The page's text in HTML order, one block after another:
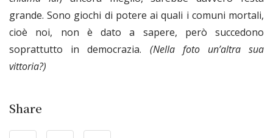
grande. Sono giochi di potere ai quali i comuni mortali,
cioè noi, non è dato a sapere, però succedono
soprattutto in democrazia. (Nella foto un’altra sua
vittoria?)
Share